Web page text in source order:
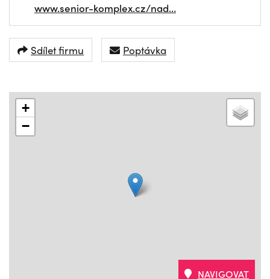
www.senior-komplex.cz/nad…
Sdílet firmu Poptávka
+
−
NAVIGOVAT